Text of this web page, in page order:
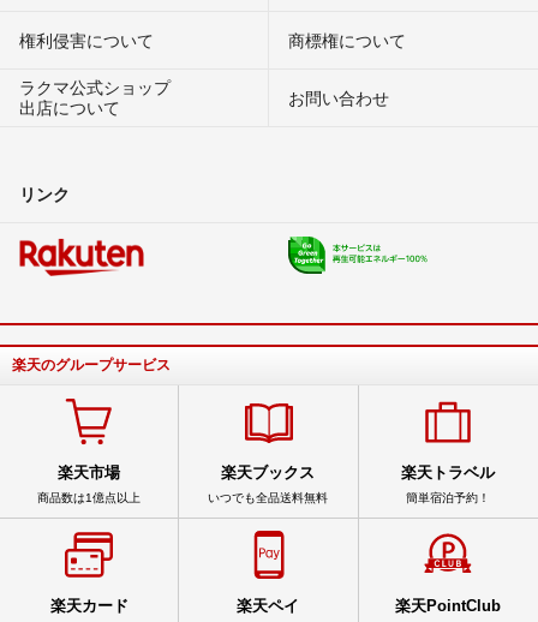
権利侵害について
商標権について
ラクマ公式ショップ
出店について
お問い合わせ
リンク
楽天のグループサービス
楽天市場
商品数は1億点以上
楽天ブックス
いつでも全品送料無料
楽天トラベル
簡単宿泊予約！
楽天カード 楽天ペイ 楽天PointClub